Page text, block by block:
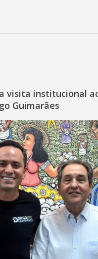
visita institucional
Guimarães